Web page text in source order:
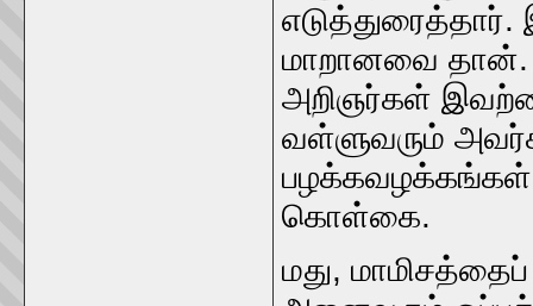
மாறானவை தான்‌.
அறிஞர்கள்‌
வள்ளுவரும்‌
பழக்கவழக்கங்கள்‌
கொள்கை.
மது,